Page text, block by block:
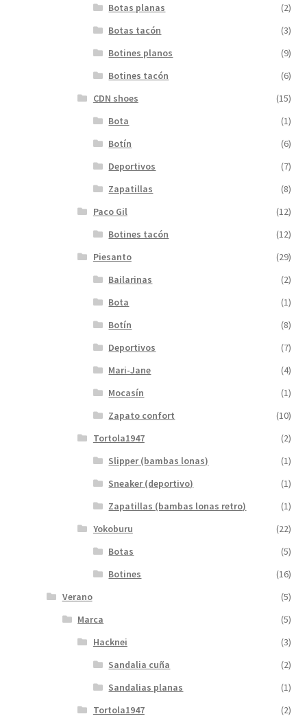
Botas planas
(2)
Botas tacón
(3)
Botines planos
(9)
Botines tacón
(6)
CDN shoes
(15)
Bota
(1)
Botín
(6)
Deportivos
(7)
Zapatillas
(8)
Paco Gil
(12)
Botines tacón
(12)
Piesanto
(29)
Bailarinas
(2)
Bota
(1)
Botín
(8)
Deportivos
(7)
Mari-Jane
(4)
Mocasín
(1)
Zapato confort
(10)
Tortola1947
(2)
Slipper (bambas lonas)
(1)
Sneaker (deportivo)
(1)
Zapatillas (bambas lonas retro)
(1)
Yokoburu
(22)
Botas
(5)
Botines
(16)
Verano
(5)
Marca
(5)
Hacknei
(3)
Sandalia cuña
(2)
Sandalias planas
(1)
Tortola1947
(2)